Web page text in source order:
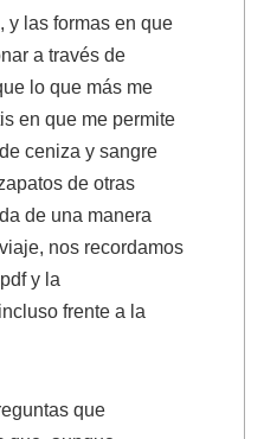
y las formas en que
a través de
lo que más me
en que me permite
ceniza y sangre
de otras
de una manera
nos recordamos
y la
frente a la
que